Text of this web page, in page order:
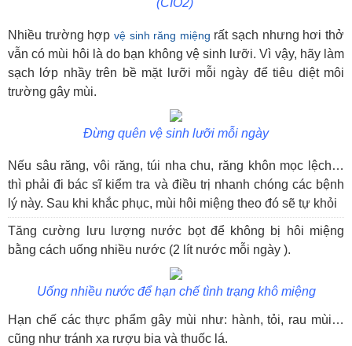
(CIO2)
Nhiều trường hợp vệ sinh răng miệng rất sạch nhưng hơi thở
vẫn có mùi hôi là do bạn không vệ sinh lưỡi. Vì vậy, hãy làm
sạch lớp nhầy trên bề mặt lưỡi mỗi ngày để tiêu diệt môi
trường gây mùi.
Đừng quên vệ sinh lưỡi mỗi ngày
Nếu sâu răng, vôi răng, túi nha chu, răng khôn mọc lệch…
thì phải đi bác sĩ kiểm tra và điều trị nhanh chóng các bệnh
lý này. Sau khi khắc phục, mùi hôi miệng theo đó sẽ tự khỏi
Tăng cường lưu lượng nước bọt để không bị hôi miệng
bằng cách uống nhiều nước (2 lít nước mỗi ngày ).
Uống nhiều nước để hạn chế tình trạng khô miệng
Hạn chế các thực phẩm gây mùi như: hành, tỏi, rau mùi…
cũng như tránh xa rượu bia và thuốc lá.